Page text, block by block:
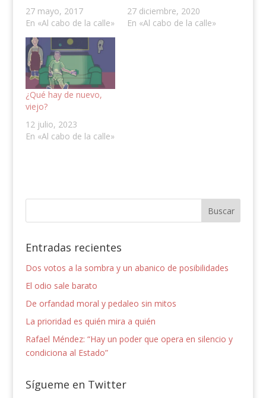
27 mayo, 2017
En «Al cabo de la calle»
27 diciembre, 2020
En «Al cabo de la calle»
¿Qué hay de nuevo,
viejo?
12 julio, 2023
En «Al cabo de la calle»
Entradas recientes
Dos votos a la sombra y un abanico de posibilidades
El odio sale barato
De orfandad moral y pedaleo sin mitos
La prioridad es quién mira a quién
Rafael Méndez: “Hay un poder que opera en silencio y
condiciona al Estado”
Sígueme en Twitter